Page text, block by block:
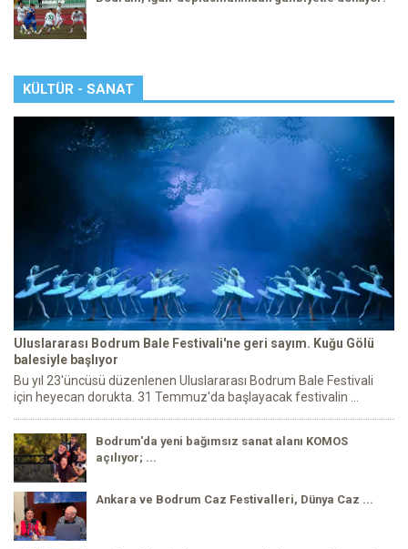
KÜLTÜR - SANAT
Uluslararası Bodrum Bale Festivali'ne geri sayım. Kuğu Gölü
balesiyle başlıyor
Bu yıl 23'üncüsü düzenlenen Uluslararası Bodrum Bale Festivali
için heyecan dorukta. 31 Temmuz'da başlayacak festivalin ...
Bodrum'da yeni bağımsız sanat alanı KOMOS
açılıyor; ...
Ankara ve Bodrum Caz Festivalleri, Dünya Caz ...